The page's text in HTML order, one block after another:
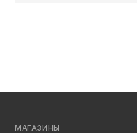
МАГАЗИНЫ